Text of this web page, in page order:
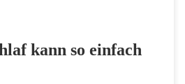
kann so einfach